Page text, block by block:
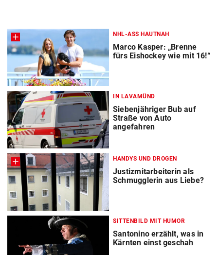
NHL-ASS HAUTNAH
Marco Kasper: „Brenne
fürs Eishockey wie mit 16!“
IN LAVAMÜND
Siebenjähriger Bub auf
Straße von Auto
angefahren
HANDYS UND DROGEN
Justizmitarbeiterin als
Schmugglerin aus Liebe?
SITTENBILD MIT HUMOR
Santonino erzählt, was in
Kärnten einst geschah